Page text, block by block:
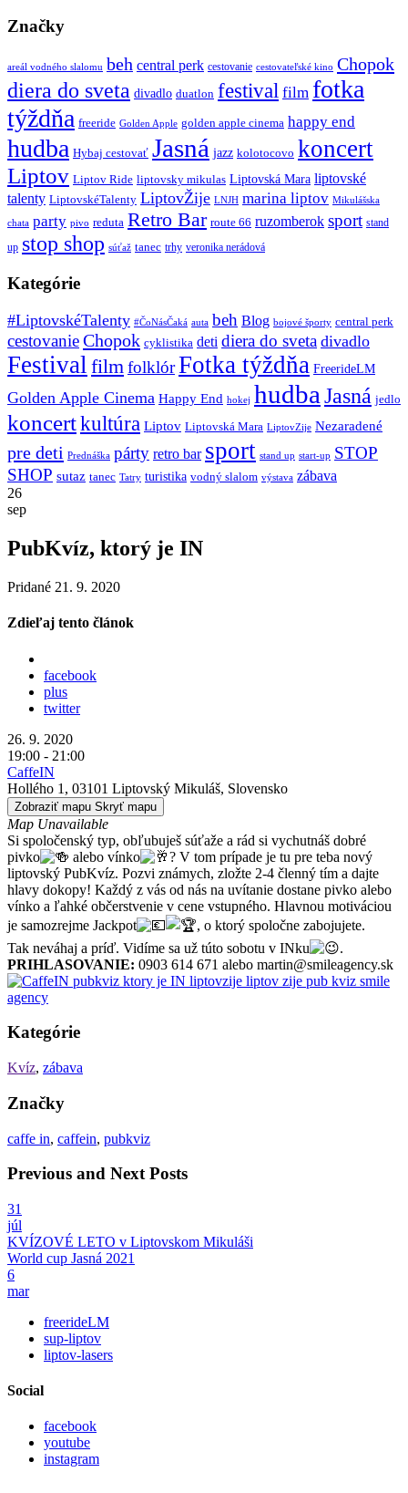
Značky
areál vodného slalomu beh central perk cestovanie cestovateľské kino Chopok
diera do sveta divadlo duatlon festival film fotka
týždňa freeride Golden Apple golden apple cinema happy end
hudba Hybaj cestovať Jasná jazz kolotocovo koncert
Liptov Liptov Ride liptovsky mikulas Liptovská Mara liptovské
talenty LiptovskéTalenty LiptovŽije LNJH marina liptov Mikulášska
chata party pivo reduta Retro Bar route 66 ruzomberok sport stand
up stop shop súťaž tanec trhy veronika nerádová
Kategórie
#LiptovskéTalenty #ČoNásČaká auta beh Blog bojové športy central perk
cestovanieChopok cyklistika deti diera do sveta divadlo
Festival filmfolklórFotka týždňa FreerideLM
Golden Apple Cinema Happy End hokej hudba Jasná jedlo
koncertkultúra Liptov Liptovská Mara LiptovZije Nezaradené
pre deti Prednáška párty retro bar sport stand up start-up STOP
SHOP sutaz tanec Tatry turistika vodný slalom výstava zábava
26
sep
PubKvíz, ktorý je IN
Pridané 21. 9. 2020
Zdieľaj tento článok
facebook
plus
twitter
26. 9. 2020
19:00 - 21:00
CaffeIN
Hollého 1, 03101 Liptovský Mikuláš, Slovensko
Zobraziť mapu Skryť mapu
Map Unavailable
Si spoločenský typ, obľubuješ súťaže a rád si vychutnáš dobré
pivko
alebo vínko
? V tom prípade je tu pre teba nový
liptovský PubKvíz. Pozvi známych, zložte 2-4 členný tím a dajte
hlavy dokopy! Každý z vás od nás na uvítanie dostane pivko alebo
vínko a ľahké občerstvenie v cene vstupného. Hlavnou motiváciou
je samozrejme Jackpot
, o ktorý spoločne zabojujete.
Tak neváhaj a príď. Vidíme sa už túto sobotu v INku
.
PRIHLASOVANIE: 0903 614 671 alebo martin@smileagency.sk
Kategórie
Kvíz, zábava
Značky
caffe in, caffein, pubkviz
Previous and Next Posts
31
júl
KVÍZOVÉ LETO v Liptovskom Mikuláši
World cup Jasná 2021
6
mar
freerideLM
sup-liptov
liptov-lasers
Social
facebook
youtube
instagram